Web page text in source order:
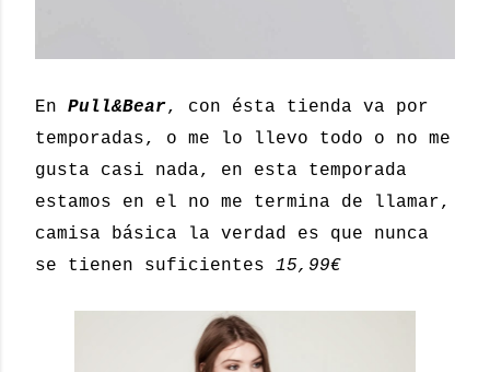
En Pull&Bear, con ésta tienda va por
temporadas, o me lo llevo todo o no me
gusta casi nada, en esta temporada
estamos en el no me termina de llamar,
camisa básica la verdad es que nunca
se tienen suficientes 15,99€